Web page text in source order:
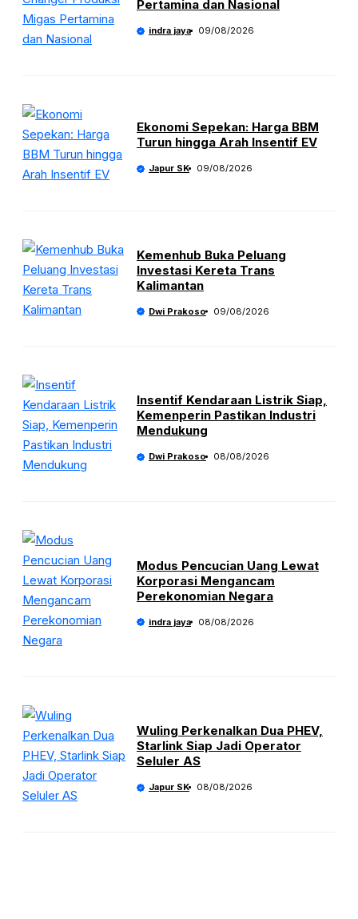
Pertamina dan Nasional
indra jaya 09/08/2026
Ekonomi Sepekan: Harga BBM
Turun hingga Arah Insentif EV
Japur SK 09/08/2026
Kemenhub Buka Peluang
Investasi Kereta Trans
Kalimantan
Dwi Prakoso 09/08/2026
Insentif Kendaraan Listrik Siap,
Kemenperin Pastikan Industri
Mendukung
Dwi Prakoso 08/08/2026
Modus Pencucian Uang Lewat
Korporasi Mengancam
Perekonomian Negara
indra jaya 08/08/2026
Wuling Perkenalkan Dua PHEV,
Starlink Siap Jadi Operator
Seluler AS
Japur SK 08/08/2026